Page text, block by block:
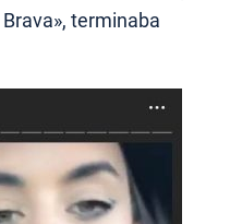
terminaba